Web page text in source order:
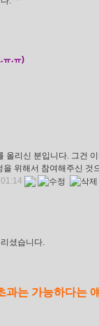
ㅠ.ㅠ)
올리신 분입니다. 그건
위해서 참여해주신 것
셨습니다.
과는 가능하다는